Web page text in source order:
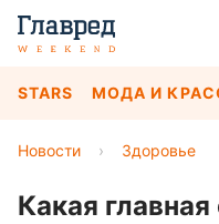
STARS МОДА И
Новости › Здоровье
Какая